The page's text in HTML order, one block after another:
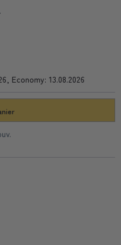
Economy: 13.08.2026